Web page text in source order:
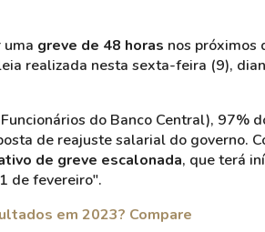
greve de 48 horas nos próximos
realizada nesta sexta-feira (9),
do Banco Central), 97%
de reajuste salarial do governo.
de greve escalonada, que terá
de fevereiro".
em 2023? Compare